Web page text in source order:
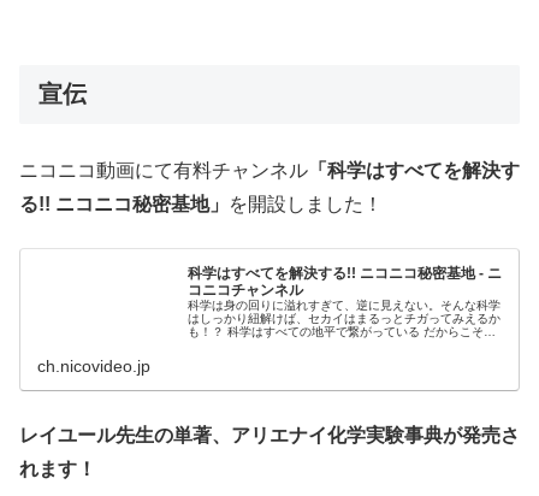
宣伝
ニコニコ動画にて有料チャンネル 「科学はすべてを解決す
る!! ニコニコ秘密基地」
を開設しました！
科学はすべてを解決する!! ニコニコ秘密基地 - ニ
コニコチャンネル
科学は身の回りに溢れすぎて、逆に見えない。そんな科学
はしっかり紐解けば、セカイはまるっとチガってみえるか
も！？ 科学はすべての地平で繋がっている だからこそマ
ch.nicovideo.jp
レイユール先生の単著、アリエナイ化学実験事典が発売さ
れます！